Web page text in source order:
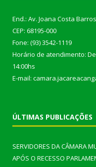
End.: Av. Joana Costa
CEP: 68195-000
Fone: (93) 3542-1119
Horário de atendimento:
14:00hs
E-mail:
ÚLTIMAS PUBLICAÇÕES
SERVIDORES DA CÂMARA
APÓS O RECESSO